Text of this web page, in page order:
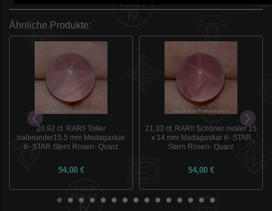
Ähnliche Produkte:
20.92 ct. RAR!! Toller
halbrunder15.5 mm Madagaskar
6- STAR Stern Rosen- Quarz
54,00 €
21.33 ct. RAR!! Schöner ovaler 15
x 14 mm Madagaskar 6- STAR
Stern Rosen- Quarz
54,00 €